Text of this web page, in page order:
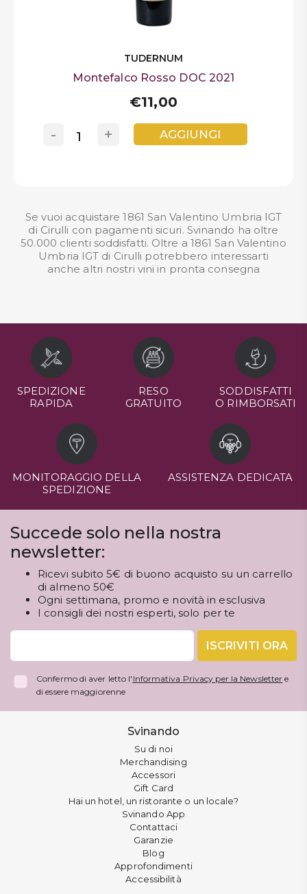
TUDERNUM
Montefalco Rosso DOC 2021
€11,00
+
- AGGIUNGI
Se vuoi acquistare 1861 San Valentino Umbria IGT
di Cirulli con pagamenti sicuri. Svinando ha oltre
50.000 clienti soddisfatti. Oltre a 1861 San Valentino
Umbria IGT di Cirulli potrebbero interessarti
anche altri nostri vini in pronta consegna
SPEDIZIONE
RAPIDA
RESO
GRATUITO
SODDISFATTI
O RIMBORSATI
MONITORAGGIO DELLA
SPEDIZIONE
ASSISTENZA DEDICATA
Succede solo nella nostra
newsletter:
Ricevi subito 5€ di buono acquisto su un carrello
di almeno 50€
Ogni settimana, promo e novità in esclusiva
I consigli dei nostri esperti, solo per te
ISCRIVITI ORA
Confermo di aver letto l' Informativa Privacy per la Newsletter e
di essere maggiorenne
Svinando
Su di noi
Merchandising
Accessori
Gift Card
Hai un hotel, un ristorante o un locale?
Svinando App
Contattaci
Garanzie
Blog
Approfondimenti
Accessibilità